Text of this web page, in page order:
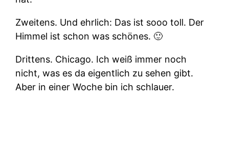
Zweitens. Und ehrlich: Das ist sooo toll. Der
Himmel ist schon was schönes. 🙂
Drittens. Chicago. Ich weiß immer noch
nicht, was es da eigentlich zu sehen gibt.
Aber in einer Woche bin ich schlauer.